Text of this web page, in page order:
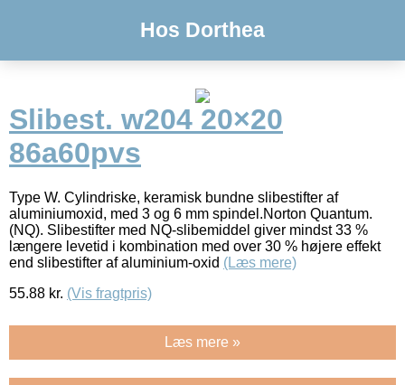
Hos Dorthea
Slibest. w204 20×20
86a60pvs
Type W. Cylindriske, keramisk bundne slibestifter af
aluminiumoxid, med 3 og 6 mm spindel.Norton Quantum.
(NQ). Slibestifter med NQ-slibemiddel giver mindst 33 %
længere levetid i kombination med over 30 % højere effekt
end slibestifter af aluminium-oxid (Læs mere)
55.88 kr. (Vis fragtpris)
Læs mere »